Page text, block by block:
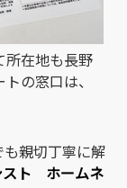
所在地も長野
の窓口は、
親切丁寧に解
スト ホームネ